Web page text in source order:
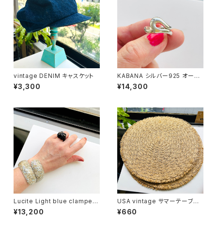
vintage DENIM キャスケット
¥3,300
KABANA シルバー925 オーガ
ニックフォームリング（11号）
¥14,300
Lucite Light blue clamper
バングル ブレスレット
¥13,200
USA vintage サマーテーブル
マット
¥660